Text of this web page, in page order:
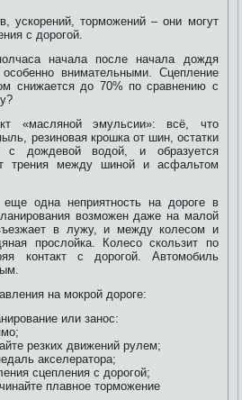
ускорений, торможений – они могут
с дорогой.
начала после начала дождя
внимательными. Сцепление
снижается до 70% по сравнению с
«масляной эмульсии»: всё, что
резиновая крошка от шин, остатки
с дождевой водой, и образуется
трения между шиной и асфальтом
одна неприятность на дороге в
возможен даже на малой
в лужу, и между колесом и
прослойка. Колесо скользит по
контакт с дорогой. Автомобиль
на мокрой дороге:
или занос:
резких движений рулем;
акселератора;
сцепления с дорогой;
плавное торможение